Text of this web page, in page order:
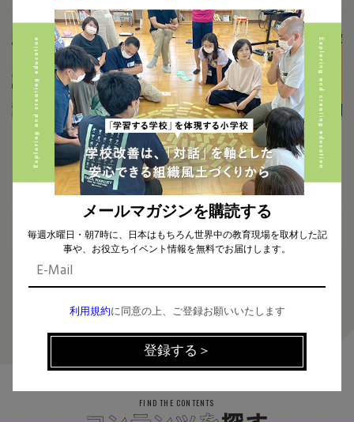
2025.08.07
子どもの声から生まれ、全校児
童・教員・地域を巻き込んだプロ
ジェクトのつくり方 〜町に知り合
いの多い学校を目指して〜
2025.08.07
OECD (経済協力開発機構)が示
す、これからの“先生のあり方”
〜ティーチング・コンパスから読
み解く未来の教育とICT〜
1
FIND THE CONTENTS
メールマガジンを購読する
毎週水曜日・朝7時に、日本はもちろん世界中の教育現場を取材した記
事や、お役立ちイベント情報を無料でお届けします。
利用規約に同意の上、ご登録お願いいたします